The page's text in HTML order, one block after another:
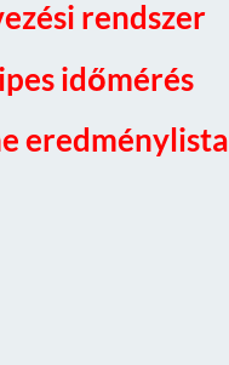
rendszer
időmérés
eredménylista